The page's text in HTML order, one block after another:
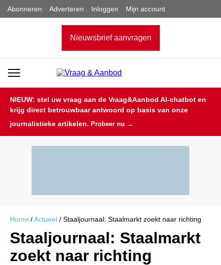
Abonneren Adverteren Inloggen Mijn account
Nieuwsbrief aanvragen
NIEUW: stel uw vraag aan de Vraag&Aanbod AI-chatbot en
krijg direct betrouwbaar antwoord op basis van onze
journalistieke artikelen. Probeer nu →
Home / Actueel / Staaljournaal: Staalmarkt zoekt naar richting
Staaljournaal: Staalmarkt
zoekt naar richting